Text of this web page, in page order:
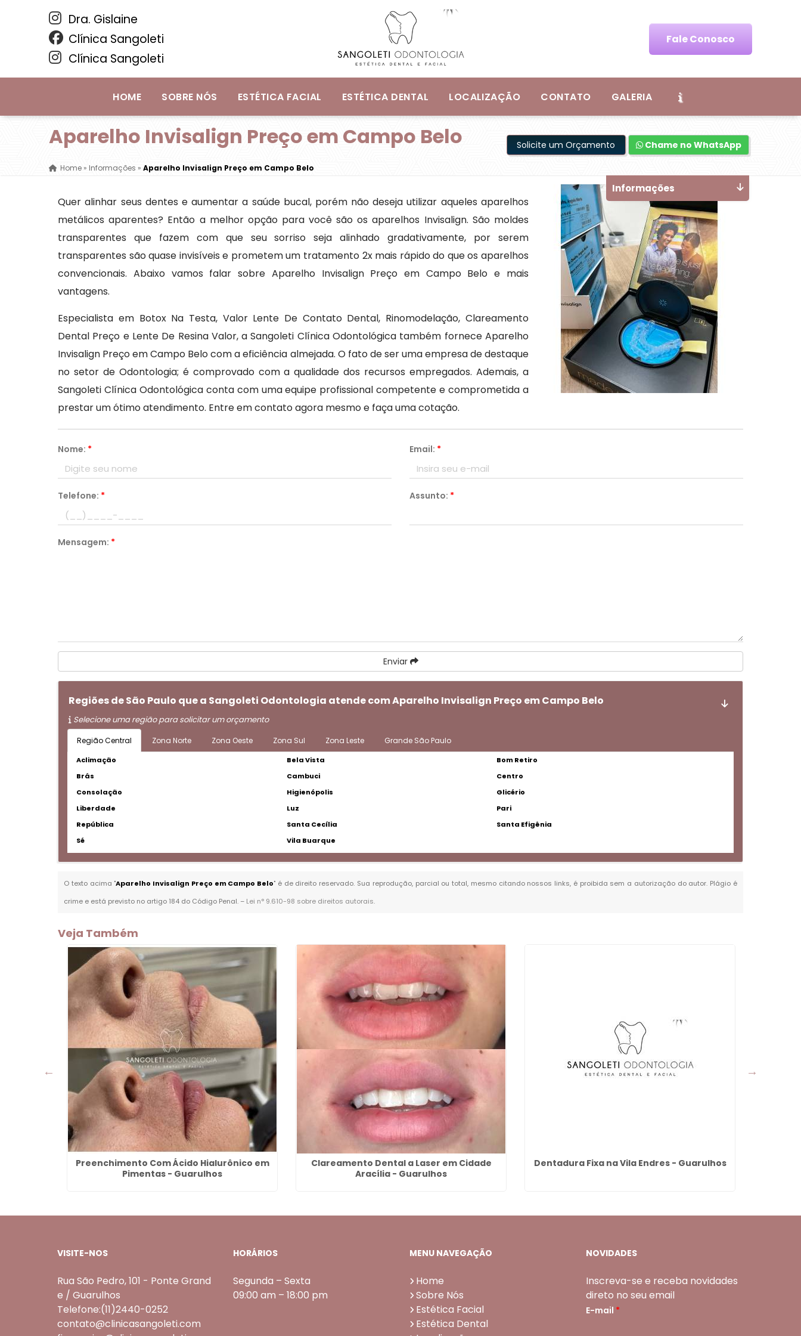
Dra. Gislaine
Clínica Sangoleti
Clínica Sangoleti
Fale Conosco
HOME SOBRE NÓS ESTÉTICA FACIAL ESTÉTICA DENTAL LOCALIZAÇÃO CONTATO GALERIA
Aparelho Invisalign Preço em Campo Belo
Home»Informações »Aparelho Invisalign Preço em Campo Belo
Solicite um Orçamento Chame no WhatsApp
Quer alinhar seus dentes e aumentar a saúde bucal, porém não deseja utilizar aqueles aparelhos
metálicos aparentes? Então a melhor opção para você são os aparelhos Invisalign. São moldes
transparentes que fazem com que seu sorriso seja alinhado gradativamente, por serem
transparentes são quase invisíveis e prometem um tratamento 2x mais rápido do que os aparelhos
convencionais. Abaixo vamos falar sobre Aparelho Invisalign Preço em Campo Belo e mais
vantagens.
Especialista em Botox Na Testa, Valor Lente De Contato Dental, Rinomodelação, Clareamento
Dental Preço e Lente De Resina Valor, a Sangoleti Clínica Odontológica também fornece Aparelho
Invisalign Preço em Campo Belo com a eficiência almejada. O fato de ser uma empresa de destaque
no setor de Odontologia; é comprovado com a qualidade dos recursos empregados. Ademais, a
Sangoleti Clínica Odontológica conta com uma equipe profissional competente e comprometida a
prestar um ótimo atendimento. Entre em contato agora mesmo e faça uma cotação.
Nome: * Email: *
Telefone: * Assunto: *
Mensagem: *
Enviar
Regiões de São Paulo que a Sangoleti Odontologia atende com Aparelho Invisalign Preço em Campo Belo
Selecione uma região para solicitar um orçamento
Região Central Zona Norte Zona Oeste Zona Sul Zona Leste Grande São Paulo
Aclimação Bela Vista
Bom Retiro
Brás
Cambuci
Centro
Consolação
Higienópolis
Glicério
Liberdade
Luz
Pari
República
Santa Cecília
Santa Efigênia
Sé
Vila Buarque
O texto acima "Aparelho Invisalign Preço em Campo Belo" é de direito reservado. Sua reprodução, parcial ou total, mesmo citando nossos links, é proibida sem a autorização do autor. Plágio é
crime e está previsto no artigo 184 do Código Penal. – Lei n° 9.610-98 sobre direitos autorais.
Informações
Veja Também
Preenchimento Com Ácido Hialurônico em
Pimentas - Guarulhos
Clareamento Dental a Laser em Cidade
Aracília - Guarulhos
Dentadura Fixa na Vila Endres - Guarulhos
VISITE-NOS
Rua São Pedro, 101 - Ponte Grand
e / Guarulhos
Telefone:(11)2440-0252
contato@clinicasangoleti.com
HORÁRIOS
Segunda – Sexta
09:00 am – 18:00 pm
MENU NAVEGAÇÃO
Home
Sobre Nós
Estética Facial
Estética Dental
NOVIDADES
Inscreva-se e receba novidades
direto no seu email
E-mail *